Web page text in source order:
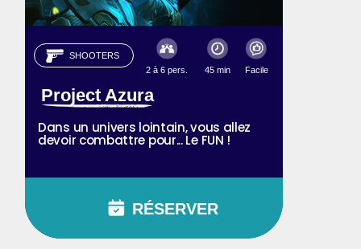
SHOOTERS
2 à 6 pers.
45 min Facile
Project Azura
Dans un univers lointain, vous allez
devoir combattre pour... Le FUN !
RÉSERVER